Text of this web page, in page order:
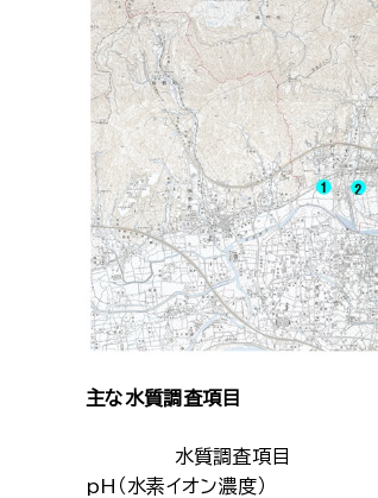
主な水質調査項目
水質調査項目
pH（水素イオン濃度）